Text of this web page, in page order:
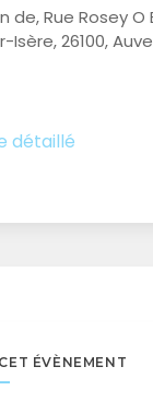
de, Rue Rosey O
Isère, 26100,
détaillé
ÉVÈNEMENT